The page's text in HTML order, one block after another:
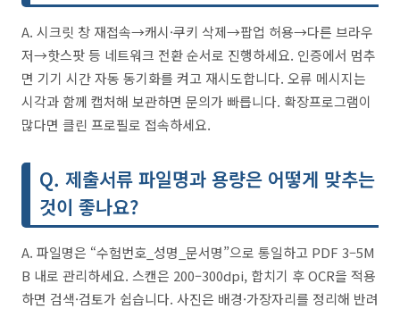
A. 시크릿 창 재접속→캐시·쿠키 삭제→팝업 허용→다른 브라우
저→핫스팟 등 네트워크 전환 순서로 진행하세요. 인증에서 멈추
면 기기 시간 자동 동기화를 켜고 재시도합니다. 오류 메시지는
시각과 함께 캡처해 보관하면 문의가 빠릅니다. 확장프로그램이
많다면 클린 프로필로 접속하세요.
Q. 제출서류 파일명과 용량은 어떻게 맞추는
것이 좋나요?
A. 파일명은 “수험번호_성명_문서명”으로 통일하고 PDF 3–5M
B 내로 관리하세요. 스캔은 200–300dpi, 합치기 후 OCR을 적용
하면 검색·검토가 쉽습니다. 사진은 배경·가장자리를 정리해 반려